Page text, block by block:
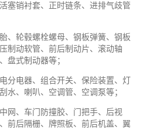
塞销衬套、正时链条、进排气歧管
、轮毂螺栓螺母、钢板弹簧、钢板
制动软管、前后制动片、滚动轴
盘式制动器等；
分电器、组合开关、保险装置、灯
水、喇叭、空调管、空调泵等；
网、车门防撞胶、门把手、后视
前后隔栅、牌照板、前后机盖、翼